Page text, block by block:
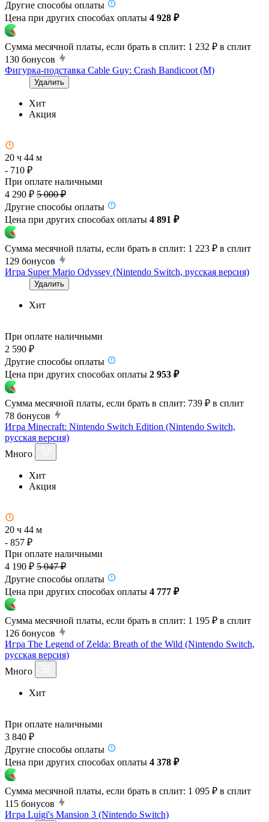
Другие способы оплаты
Цена при других способах оплаты 4 928 ₽
Сумма месячной платы, если брать в сплит: 1 232 ₽ в сплит
130 бонусов
Фигурка-подставка Cable Guy: Crash Bandicoot (M)
Удалить
Хит
Акция
20 ч 44 м
- 710 ₽
При оплате наличными
4 290 ₽ 5 000 ₽
Другие способы оплаты
Цена при других способах оплаты 4 891 ₽
Сумма месячной платы, если брать в сплит: 1 223 ₽ в сплит
129 бонусов
Игра Super Mario Odyssey (Nintendo Switch, русская версия)
Удалить
Хит
При оплате наличными
2 590 ₽
Другие способы оплаты
Цена при других способах оплаты 2 953 ₽
Сумма месячной платы, если брать в сплит: 739 ₽ в сплит
78 бонусов
Игра Minecraft: Nintendo Switch Edition (Nintendo Switch,
русская версия)
Много
Хит
Акция
20 ч 44 м
- 857 ₽
При оплате наличными
4 190 ₽ 5 047 ₽
Другие способы оплаты
Цена при других способах оплаты 4 777 ₽
Сумма месячной платы, если брать в сплит: 1 195 ₽ в сплит
126 бонусов
Игра The Legend of Zelda: Breath of the Wild (Nintendo Switch,
русская версия)
Много
Хит
При оплате наличными
3 840 ₽
Другие способы оплаты
Цена при других способах оплаты 4 378 ₽
Сумма месячной платы, если брать в сплит: 1 095 ₽ в сплит
115 бонусов
Игра Luigi's Mansion 3 (Nintendo Switch)